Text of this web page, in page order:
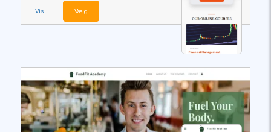
Vis Vælg